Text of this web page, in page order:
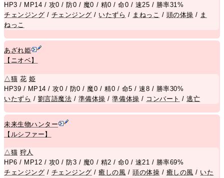
HP3 / MP14 / 攻0 / 防0 / 魔0 / 精0 / 命0 / 速25 / 勝率31%
チェンジング / チェンジング / いたずら / まねっこ / 頭の体操 / ま
ねっこ
あざれ姫
【ニオベ】
△ 猫 花 姫
HP39 / MP14 / 攻0 / 防0 / 魔0 / 精0 / 命5 / 速8 / 勝率30%
いたずら / 劉言語魔法 / 準備体操 /準備体操 / コンバート /逃亡
未来生物ハンター
【ルシファー】
△猫 狩人
HP6 / MP12 / 攻0 / 防3 / 魔0 / 精2 / 命0 / 速21 / 勝率69%
チェンジング / チェンジング /癒しの風 /頭の体操 / 癒しの風 / いた